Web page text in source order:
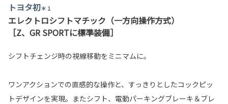
トヨタ初＊ 1
エレクトロシフトマチック（一方向操作方式）
［Z、GR SPORTに標準装備］
シフトチェンジ時の視線移動をミニマムに。
ワンアクションでの直感的な操作と、すっきりとしたコックピッ
トデザインを実現。またシフト、電動パーキングブレーキ＆ブレ